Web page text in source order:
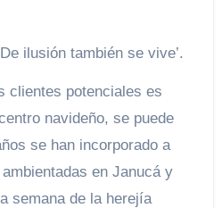
ilusión también se vive’.
clientes potenciales es
navideño, se puede
se han incorporado a
en Janucá y
semana de la herejía